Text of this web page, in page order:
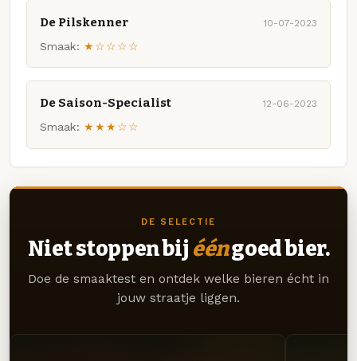
De Pilskenner 10-07-2023
Smaak: ★☆☆☆☆
De Saison-Specialist 12-06-2023
Smaak: ★★★☆☆
DE SELECTIE
Niet stoppen bij ééngoed bier.
Doe de smaaktest en ontdek welke bieren écht in
jouw straatje liggen.